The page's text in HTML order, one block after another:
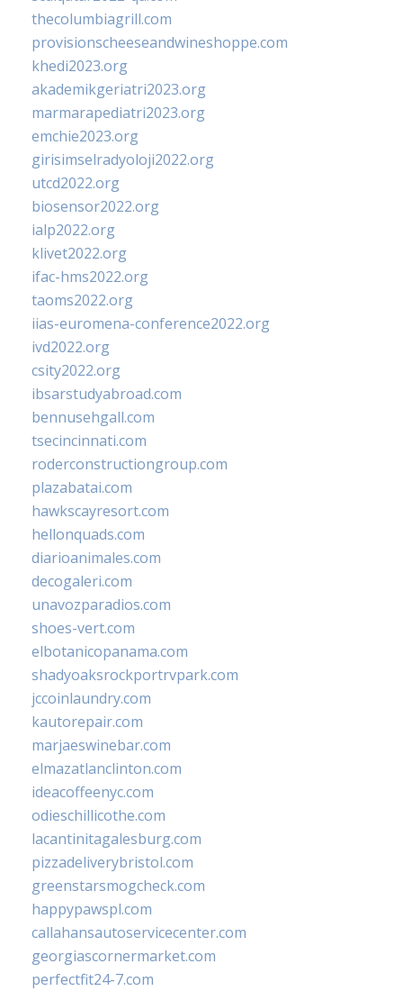
thecolumbiagrill.com
provisionscheeseandwineshoppe.com
khedi2023.org
akademikgeriatri2023.org
marmarapediatri2023.org
emchie2023.org
girisimselradyoloji2022.org
utcd2022.org
biosensor2022.org
ialp2022.org
klivet2022.org
ifac-hms2022.org
taoms2022.org
iias-euromena-conference2022.org
ivd2022.org
csity2022.org
ibsarstudyabroad.com
bennusehgall.com
tsecincinnati.com
roderconstructiongroup.com
plazabatai.com
hawkscayresort.com
hellonquads.com
diarioanimales.com
decogaleri.com
unavozparadios.com
shoes-vert.com
elbotanicopanama.com
shadyoaksrockportrvpark.com
jccoinlaundry.com
kautorepair.com
marjaeswinebar.com
elmazatlanclinton.com
ideacoffeenyc.com
odieschillicothe.com
lacantinitagalesburg.com
pizzadeliverybristol.com
greenstarsmogcheck.com
happypawspl.com
callahansautoservicecenter.com
georgiascornermarket.com
perfectfit24-7.com